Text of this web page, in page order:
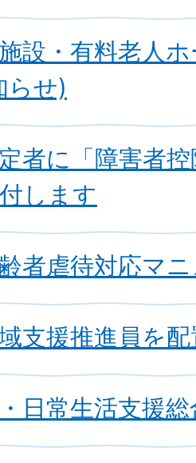
設・有料老人
らせ)
者に「障害者
します
者虐待対応マ
支援推進員を
日常生活支援